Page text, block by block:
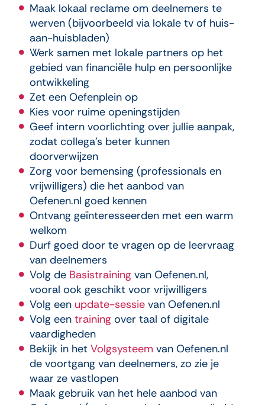
Maak lokaal reclame om deelnemers te
werven (bijvoorbeeld via lokale tv of huis-
aan-huisbladen)
Werk samen met lokale partners op het
gebied van financiële hulp en persoonlijke
ontwikkeling
Zet een Oefenplein op
Kies voor ruime openingstijden
Geef intern voorlichting over jullie aanpak,
zodat collega’s beter kunnen
doorverwijzen
Zorg voor bemensing (professionals en
vrijwilligers) die het aanbod van
Oefenen.nl goed kennen
Ontvang geïnteresseerden met een warm
welkom
Durf goed door te vragen op de leervraag
van deelnemers
Volg de Basistraining van Oefenen.nl,
vooral ook geschikt voor vrijwilligers
Volg een update-sessievan Oefenen.nl
Volg een training over taal of digitale
vaardigheden
Bekijk in het Volgsysteem van Oefenen.nl
de voortgang van deelnemers, zo zie je
waar ze vastlopen
Maak gebruik van het hele aanbod van